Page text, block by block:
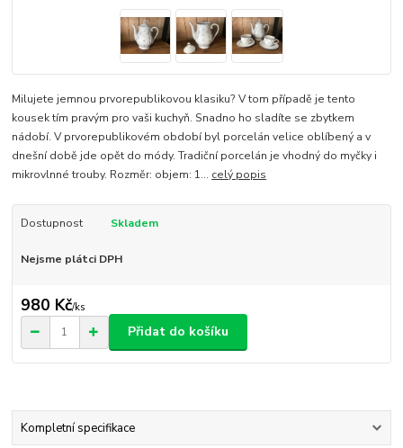
Milujete jemnou prvorepublikovou klasiku? V tom případě je tento
kousek tím pravým pro vaši kuchyň. Snadno ho sladíte se zbytkem
nádobí. V prvorepublikovém období byl porcelán velice oblíbený a v
dnešní době jde opět do módy. Tradiční porcelán je vhodný do myčky i
mikrovlnné trouby. Rozměr: objem: 1... celý popis
Dostupnost Skladem
Nejsme plátci DPH
980 Kč/ks
Přidat do košíku
Kompletní specifikace